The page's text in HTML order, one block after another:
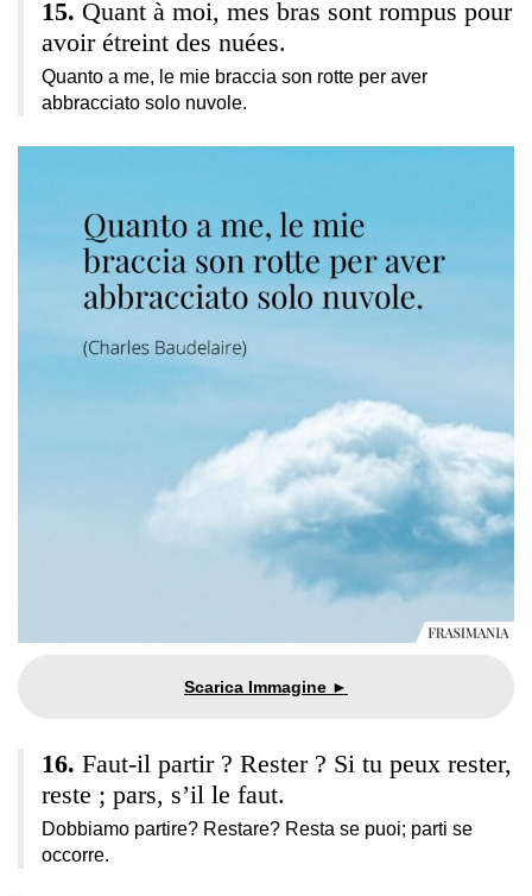
Quant à moi, mes bras sont rompus pour
avoir étreint des nuées.
Quanto a me, le mie braccia son rotte per aver
abbracciato solo nuvole.
Faut-il partir ? Rester ? Si tu peux rester,
reste ; pars, s’il le faut.
Dobbiamo partire? Restare? Resta se puoi; parti se
occorre.